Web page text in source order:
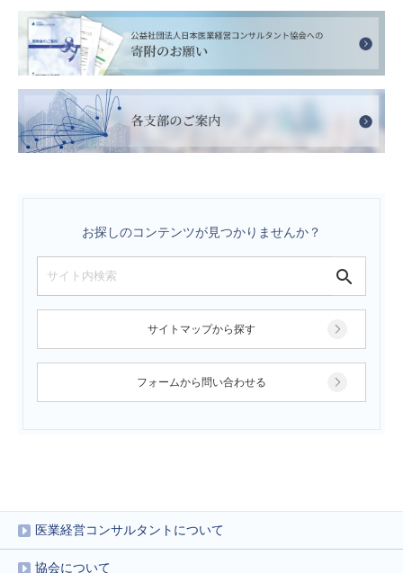
お探しのコンテンツが見つかりませんか？
サイトマップから探す
フォームから問い合わせる
医業経営コンサルタントについて
協会について